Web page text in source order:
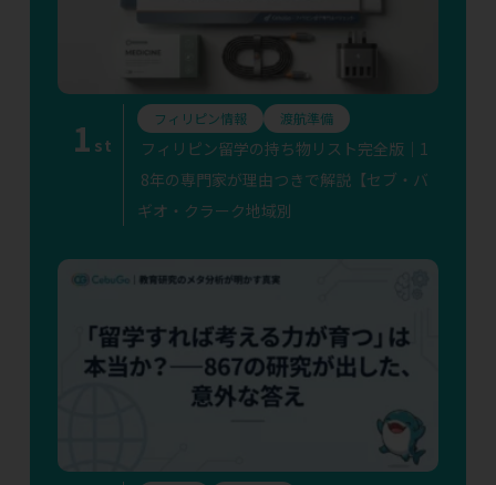
1 st
フィリピン情報 渡航準備
フィリピン留学の持ち物リスト完全版｜1
8年の専門家が理由つきで解説【セブ・バ
ギオ・クラーク地域別